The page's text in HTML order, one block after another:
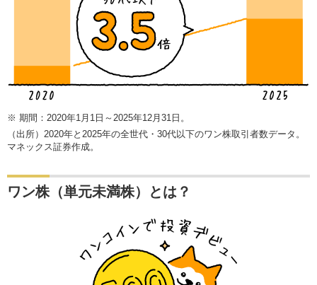
※ 期間：2020年1月1日～2025年12月31日。
（出所）2020年と2025年の全世代・30代以下のワン株取引者数データ。
マネックス証券作成。
ワン株（単元未満株）とは？